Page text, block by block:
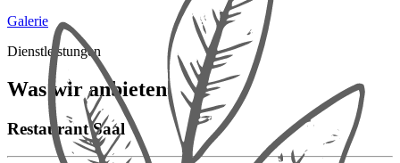
Galerie
Dienstleistungen
Was wir anbieten
Restaurant Saal